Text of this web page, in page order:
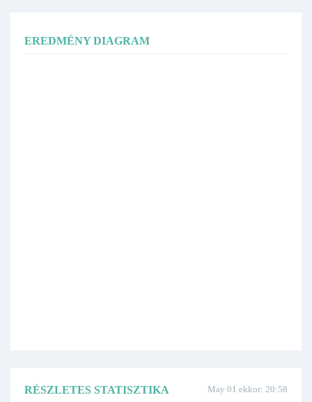
EREDMÉNY DIAGRAM
May 01 ekkor: 20:58
RÉSZLETES STATISZTIKA